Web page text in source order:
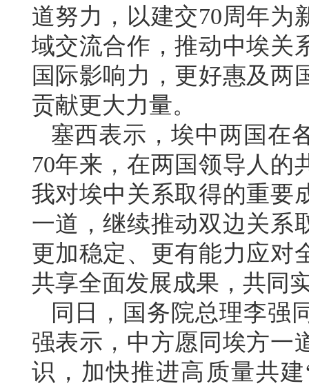
道努力，以建交70周年为
域交流合作，推动中埃关
国际影响力，更好惠及两
贡献更大力量。
塞西表示，埃中两国在
70年来，在两国领导人的
我对埃中关系取得的重要
一道，继续推动双边关系
更加稳定、更有能力应对
共享全面发展成果，共同
同日，国务院总理李强
强表示，中方愿同埃方一
识，加快推进高质量共